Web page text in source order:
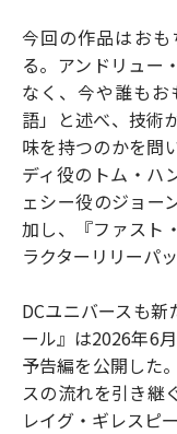
今回の作品はお
る。アンドリュー
なく、今や誰も
語」と述べ、技術
味を持つのかを問
ディ役のトム・ハ
ェシー役のジョー
加し、『ファスト
ラクターリリーパ
DCユニバースも
ール』は2026年6
予告編を公開した
スの流れを引き継
レイグ・ギレスピ